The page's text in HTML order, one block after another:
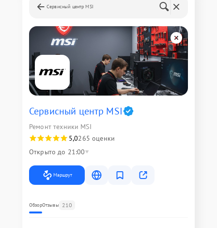
Сервисный центр MSI
Сервисный центр MSI
Ремонт техники MSI
5,0265 оценки
Открыто до 21:00
Маршрут
ОбзорОтзывы 210